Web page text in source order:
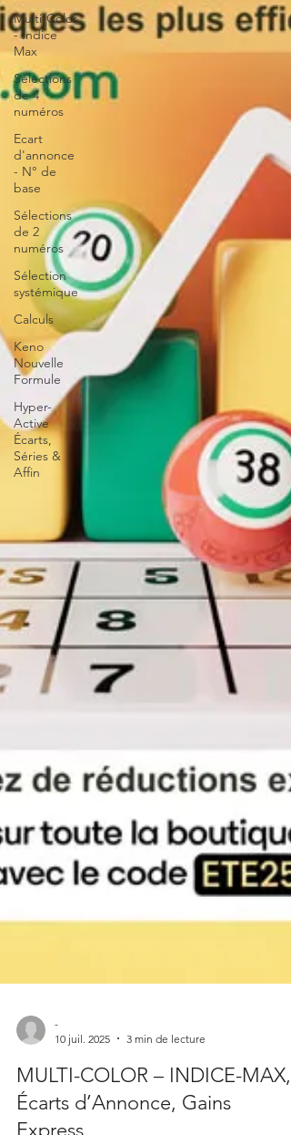
Multi-Color
- Indice
Max
Sélections
de 4
numéros
Ecart
d'annonce
- N° de
base
Sélections
de 2
numéros
Sélection
systémique
Calculs
Keno
Nouvelle
Formule
Hyper-
Active
Écarts,
Séries &
Affin
10 juil. 2025
3 min de lecture
MULTI-COLOR – INDICE-MAX,